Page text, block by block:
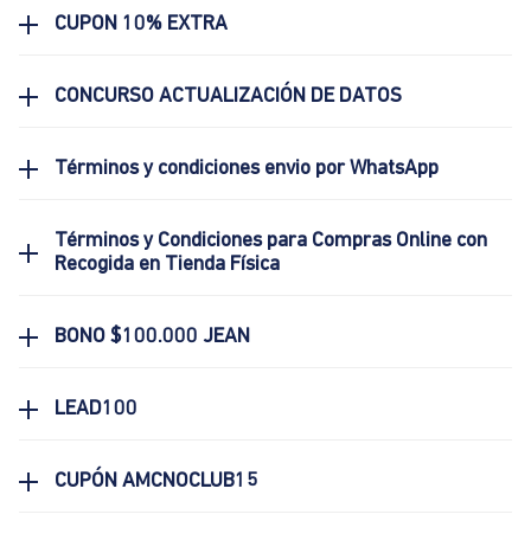
CUPON 10% EXTRA
CONCURSO ACTUALIZACIÓN DE DATOS
Términos y condiciones envio por WhatsApp
Términos y Condiciones para Compras Online con
Recogida en Tienda Física
BONO $100.000 JEAN
LEAD100
CUPÓN AMCNOCLUB15